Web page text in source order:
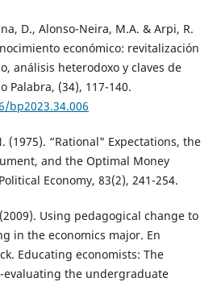
D., Alonso-Neira, M.A. & Arpi, R.
económico: revitalización
análisis heterodoxo y claves de
Palabra, (34), 117-140.
bp2023.34.006
(1975). “Rational" Expectations, the
and the Optimal Money
Economy, 83(2), 241-254.
Using pedagogical change to
in the economics major. En
Educating economists: The
evaluating the undergraduate